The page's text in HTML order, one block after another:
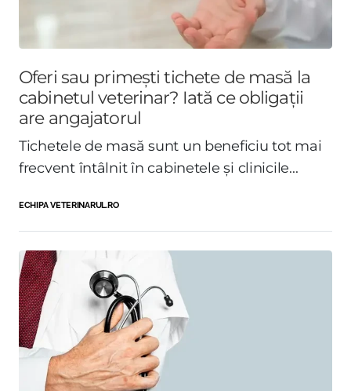
Oferi sau primești tichete de masă la
cabinetul veterinar? Iată ce obligații
are angajatorul
Tichetele de masă sunt un beneficiu tot mai
frecvent întâlnit în cabinetele și clinicile...
ECHIPA VETERINARUL.RO